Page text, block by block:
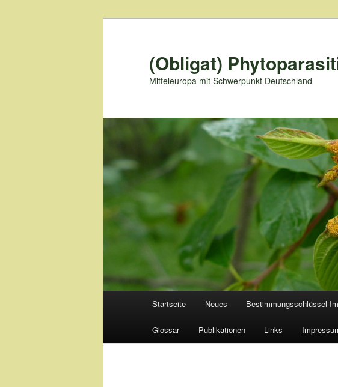
(Obligat)
Mitteleuropa mit Schwerpunkt Deutschland
Startseite Neues Bestimmungsschlüssel
Glossar Publikationen Links